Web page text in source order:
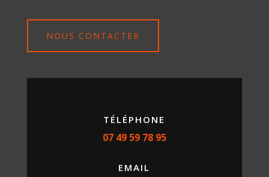
NOUS CONTACTER
TÉLÉPHONE
07 49 59 78 95
EMAIL